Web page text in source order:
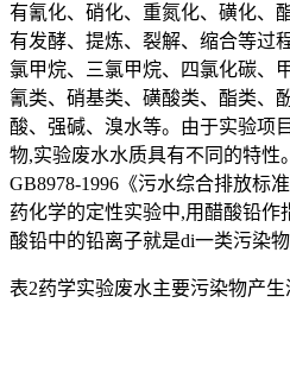
有氰化、硝化、重氮化、磺化、
有发酵、提炼、裂解、缩合等过
氯甲烷、三氯甲烷、四氯化碳、
氰类、硝基类、磺酸类、酯类、
酸、强碱、溴水等。由于实验项
物,实验废水水质具有不同的特性
GB8978-1996《污水综合排放标
药化学的定性实验中,用醋酸铅作
酸铅中的铅离子就是di一类污染物
表2药学实验废水主要污染物产